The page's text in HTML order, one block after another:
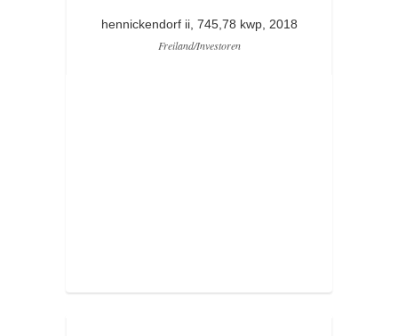
hennickendorf ii, 745,78 kwp, 2018
Freiland/Investoren